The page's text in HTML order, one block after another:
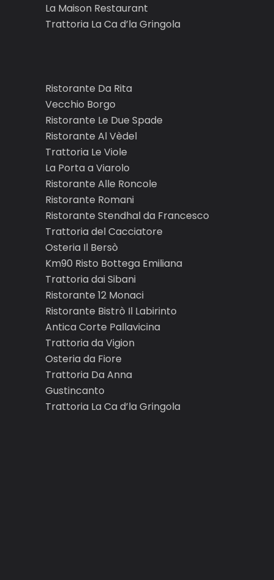
La Maison Restaurant
Trattoria La Ca d’la Gringola
Ristorante Da Rita
Vecchio Borgo
Ristorante Le Due Spade
Ristorante Al Vèdel
Trattoria Le Viole
La Porta a Viarolo
Ristorante Alle Roncole
Ristorante Romani
Ristorante Stendhal da Francesco
Trattoria del Cacciatore
Osteria Il Bersò
Km90 Risto Bottega Emiliana
Trattoria dai Sibani
Ristorante 12 Monaci
Ristorante Bistrò Il Labirinto
Antica Corte Pallavicina
Trattoria da Vigion
Osteria da Fiore
Trattoria Da Anna
Gustincanto
Trattoria La Ca d’la Gringola